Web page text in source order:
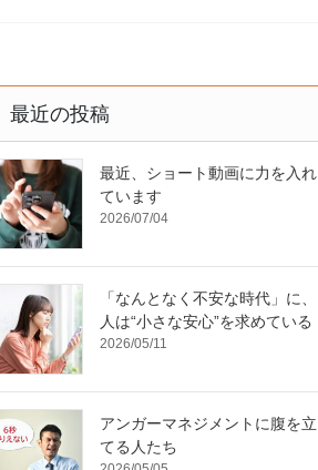
最近の投稿
最近、ショート動画に力を入れ
ています
2026/07/04
「なんとなく不安な時代」に、
人は“小さな安心”を求めている
2026/05/11
アンガーマネジメントに腹を立
てる人たち